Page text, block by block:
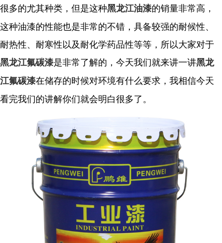
很多的尤其种类，但是这种黑龙江油漆的销量非常高，
这种油漆的性能也是非常的不错，具备较强的耐候性、
耐热性、耐寒性以及耐化学药品性等等，所以大家对于
黑龙江氟碳漆是非常了解的，今天我们就来讲一讲黑龙
江氟碳漆在储存的时候对环境有什么要求，我相信今天
看完我们的讲解你们就会明白很多了。